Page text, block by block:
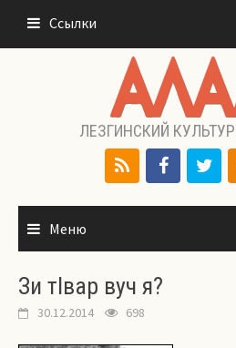
содержимому
Ссылки
ЛЕЗГИНСКИЙ
Меню
Зи тIвар вуч я?
30.12.2014 698